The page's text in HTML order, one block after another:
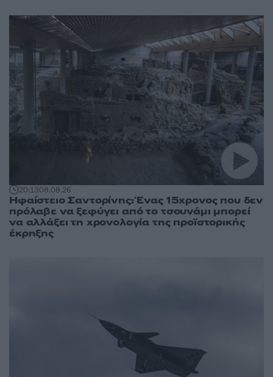
20:1308.08.26
Ηφαίστειο Σαντορίνης: Ένας 15χρονος που δεν
πρόλαβε να ξεφύγει από το τσουνάμι μπορεί
να αλλάξει τη χρονολογία της προϊστορικής
έκρηξης